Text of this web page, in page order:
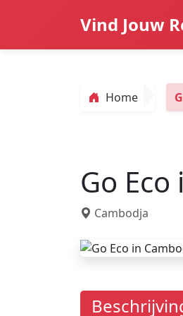
Vind Jouw
Home
Go
Cambodja